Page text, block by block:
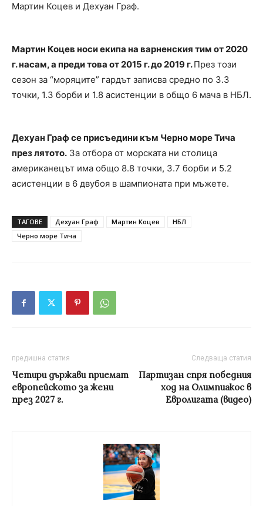
Мартин Коцев и Дехуан Граф.
Мартин Коцев носи екипа на варненския тим от 2020
г. насам, а преди това от 2015 г. до 2019 г.През този
сезон за “моряците” гардът записва средно по 3.3
точки, 1.3 борби и 1.8 асистенции в общо 6 мача в НБЛ.
Дехуан Граф се присъедини към Черно море Тича
през лятото. За отбора от морската ни столица
американецът има общо 8.8 точки, 3.7 борби и 5.2
асистенции в 6 двубоя в шампионата при мъжете.
ТАГОВЕ Дехуан Граф Мартин Коцев
НБЛ
Черно море Тича
предишна статия
Четири държави приемат
европейското за жени
през 2027 г.
Следваща статия
Партизан спря победния
ход на Олимпиакос в
Евролигата (видео)